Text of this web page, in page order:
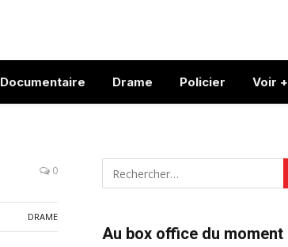
Documentaire Drame Policier Voir +
0
DRAME
Au box office du moment